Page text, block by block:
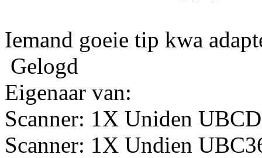
Iemand goeie tip kwa
Gelogd
Eigenaar van:
Scanner: 1X Uniden
Scanner: 1X Undien